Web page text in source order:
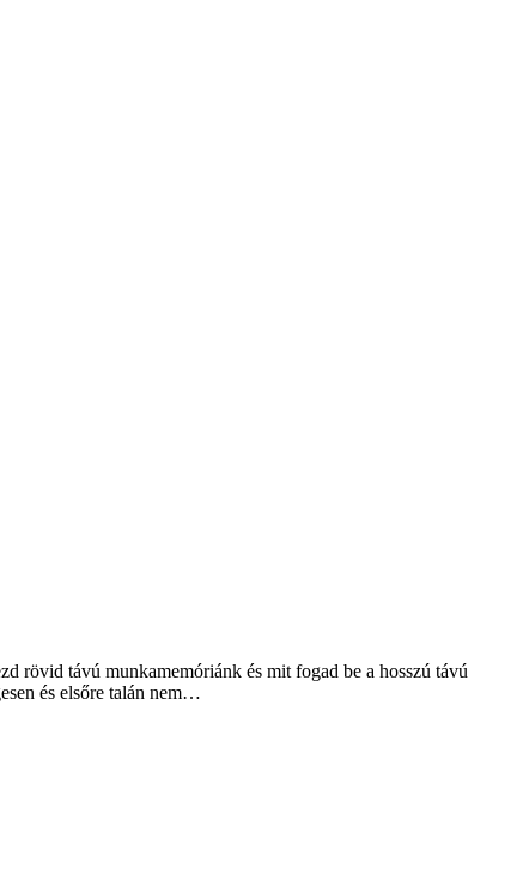
rövid távú munkamemóriánk és mit fogad be a hosszú távú
és elsőre talán nem…